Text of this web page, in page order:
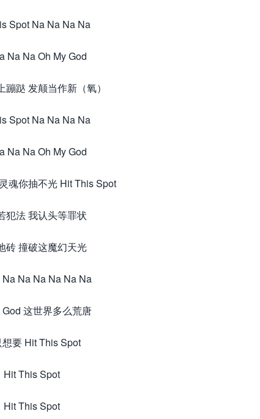
Spot Na Na Na Na
Na Na Oh My God
蹦跶 发颠当作新（氧）
Spot Na Na Na Na
Na Na Oh My God
魂你抽不光 Hit This Spot
犯法 我认头等罪状
砖 撞破这魔幻天光
Na Na Na Na Na Na
God 这世界多么荒唐
要 Hit This Spot
Hit This Spot
Hit This Spot